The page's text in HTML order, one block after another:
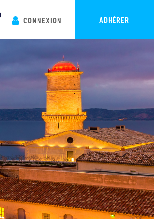
CONNEXION ADHÉRER